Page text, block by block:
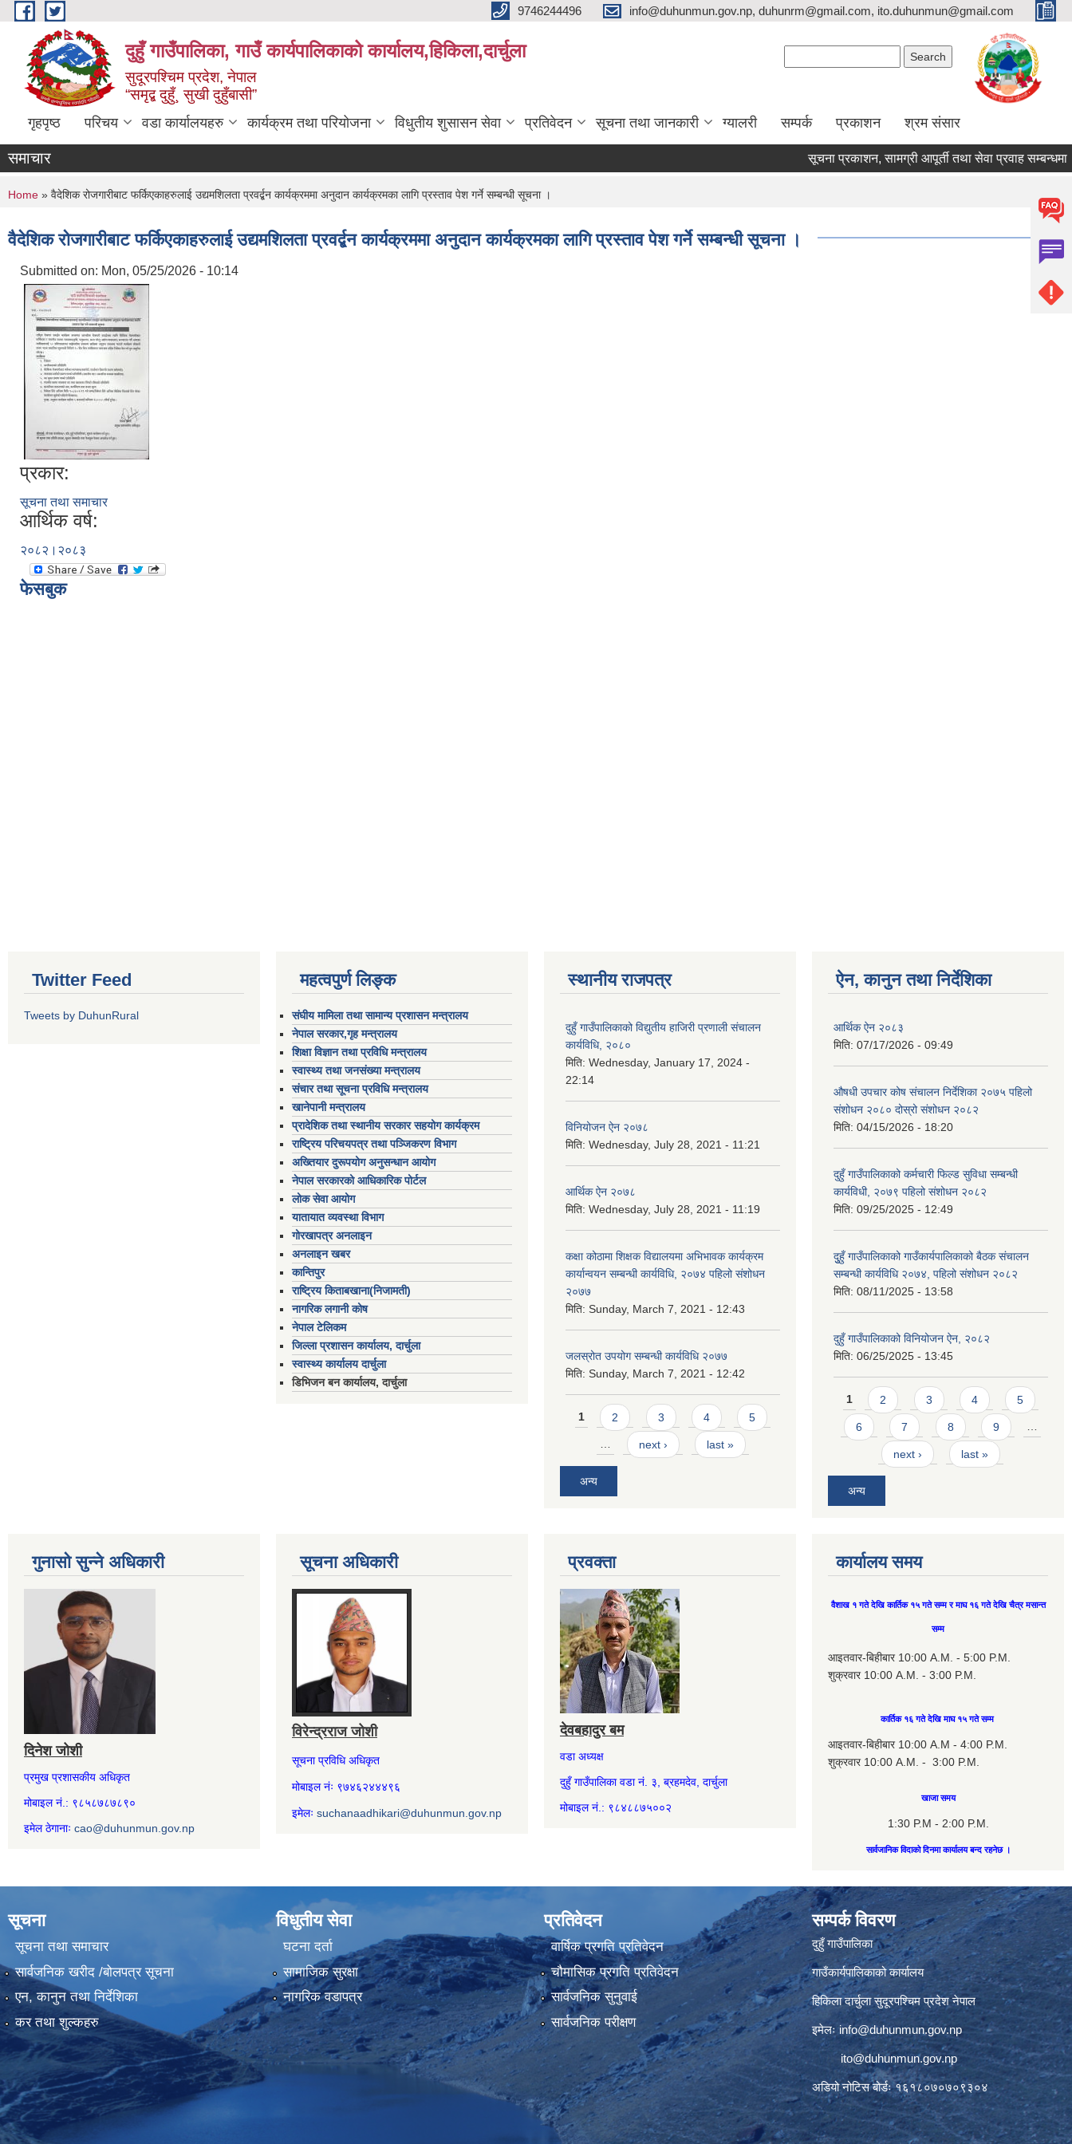
Skip to main content 9746244496 info@duhunmun.gov.np, duhunrm@gmail.com, ito.duhunmun@gmail.com
दुहुँ गाउँपालिका, गाउँ कार्यपालिकाको कार्यालय,हिकिला,दार्चुला
सुदूरपश्चिम प्रदेश, नेपाल
“समृद्ब दुहुँ¸ सुखी दुहुँबासी”
गृहपृष्ठ परिचय वडा कार्यालयहरु कार्यक्रम तथा परियोजना विधुतीय शुसासन सेवा प्रतिवेदन सूचना तथा जानकारी ग्यालरी सम्पर्क प्रकाशन श्रम संसार
समाचार सूचना प्रकाशन, सामग्री आपूर्ती तथा सेवा प्रवाह सम्बन्धमा ।
You are here
Home » वैदेशिक रोजगारीबाट फर्किएकाहरुलाई उद्यमशिलता प्रवर्द्बन कार्यक्रममा अनुदान कार्यक्रमका लागि प्रस्ताव पेश गर्ने सम्बन्धी सूचना ।
वैदेशिक रोजगारीबाट फर्किएकाहरुलाई उद्यमशिलता प्रवर्द्बन कार्यक्रममा अनुदान कार्यक्रमका लागि प्रस्ताव पेश गर्ने सम्बन्धी सूचना ।
Submitted on: Mon, 05/25/2026 - 10:14
प्रकार:
सूचना तथा समाचार
आर्थिक वर्ष:
२०८२।२०८३
फेसबुक
Twitter Feed
Tweets by DuhunRural
महत्वपुर्ण लिङ्क
संघीय मामिला तथा सामान्य प्रशासन मन्त्रालय
नेपाल सरकार,गृह मन्त्रालय
शिक्षा विज्ञान तथा प्रविधि मन्त्रालय
स्वास्थ्य तथा जनसंख्या मन्त्रालय
संचार तथा सूचना प्रविधि मन्त्रालय
खानेपानी मन्त्रालय
प्रादेशिक तथा स्थानीय सरकार सहयोग कार्यक्रम
राष्ट्रिय परिचयपत्र तथा पञ्जिकरण विभाग
अख्तियार दुरूपयोग अनुसन्धान आयोग
नेपाल सरकारको आधिकारिक पोर्टल
लोक सेवा आयोग
यातायात व्यवस्था विभाग
गोरखापत्र अनलाइन
अनलाइन खबर
कान्तिपुर
राष्ट्रिय किताबखाना(निजामती)
नागरिक लगानी कोष
नेपाल टेलिकम
जिल्ला प्रशासन कार्यालय, दार्चुला
स्वास्थ्य कार्यालय दार्चुला
डिभिजन बन कार्यालय, दार्चुला
स्थानीय राजपत्र
दुहुँ गाउँपालिकाको विद्युतीय हाजिरी प्रणाली संचालन
कार्यविधि, २०८०
मिति: Wednesday, January 17, 2024 -
22:14
विनियोजन ऐन २०७८
मिति: Wednesday, July 28, 2021 - 11:21
आर्थिक ऐन २०७८
मिति: Wednesday, July 28, 2021 - 11:19
कक्षा कोठामा शिक्षक विद्यालयमा अभिभावक कार्यक्रम
कार्यान्वयन सम्बन्धी कार्यविधि, २०७४ पहिलो संशोधन
२०७७
मिति: Sunday, March 7, 2021 - 12:43
जलस्रोत उपयोग सम्बन्धी कार्यविधि २०७७
मिति: Sunday, March 7, 2021 - 12:42
Pages
1 2 3 4 5
… next › last »
अन्य
ऐन, कानुन तथा निर्देशिका
आर्थिक ऐन २०८३
मिति: 07/17/2026 - 09:49
औषधी उपचार कोष संचालन निर्देशिका २०७५ पहिलो
संशोधन २०८० दोस्रो संशोधन २०८२
मिति: 04/15/2026 - 18:20
दुहुँ गाउँपालिकाको कर्मचारी फिल्ड सुविधा सम्बन्धी
कार्यविधी, २०७९ पहिलो संशोधन २०८२
मिति: 09/25/2025 - 12:49
दुुहुँ गाउँपालिकाको गाउँकार्यपालिकाको बैठक संचालन
सम्बन्धी कार्यविधि २०७४, पहिलो संशोधन २०८२
मिति: 08/11/2025 - 13:58
दुहुँ गाउँपालिकाको विनियोजन ऐन, २०८२
मिति: 06/25/2025 - 13:45
Pages
1 2 3 4 5
6 7 8 9 …
next › last »
अन्य
गुनासो सुन्ने अधिकारी
दिनेश जोशी
प्रमुख प्रशासकीय अधिकृत
मोबाइल नं.: ९८५८७८७८९०
इमेल ठेगानाः cao@duhunmun.gov.np
सूचना अधिकारी
विरेन्द्रराज जोशी
सूचना प्रविधि अधिकृत
मोबाइल नंः ९७४६२४४४९६
इमेलः suchanaadhikari@duhunmun.gov.np
प्रवक्ता
देवबहादुर बम
वडा अध्यक्ष
दुहुँ गाउँपालिका वडा नं. ३, ब्रहमदेव, दार्चुला
मोबाइल नं.: ९८४८८७५००२
कार्यालय समय
वैशाख १ गते देखि कार्तिक १५ गते सम्म र माघ १६ गते देखि चैत्र मसान्त
सम्म
आइतवार-बिहीबार 10:00 A.M. - 5:00 P.M.
शुक्रवार 10:00 A.M. - 3:00 P.M.
कार्तिक १६ गते देखि माघ १५ गते सम्म
आइतवार-बिहीबार 10:00 A.M - 4:00 P.M.
शुक्रवार 10:00 A.M. - 3:00 P.M.
खाजा समय
1:30 P.M - 2:00 P.M.
सार्वजानिक विदाको दिनमा कार्यालय बन्द रहनेछ ।
सूचना
सूचना तथा समाचार
सार्वजनिक खरीद /बोलपत्र सूचना
एन, कानुन तथा निर्देशिका
कर तथा शुल्कहरु
विधुतीय सेवा
घटना दर्ता
सामाजिक सुरक्षा
नागरिक वडापत्र
प्रतिवेदन
वार्षिक प्रगति प्रतिवेदन
चौमासिक प्रगति प्रतिवेदन
सार्वजनिक सुनुवाई
सार्वजनिक परीक्षण
सम्पर्क विवरण
दुहुँ गाउँपालिका
गाउँकार्यपालिकाको कार्यालय
हिकिला दार्चुला सुदूरपश्चिम प्रदेश नेपाल
इमेलःinfo@duhunmun.gov.np
ito@duhunmun.gov.np
अडियो नोटिस बोर्डः १६१८०७०७०९३०४